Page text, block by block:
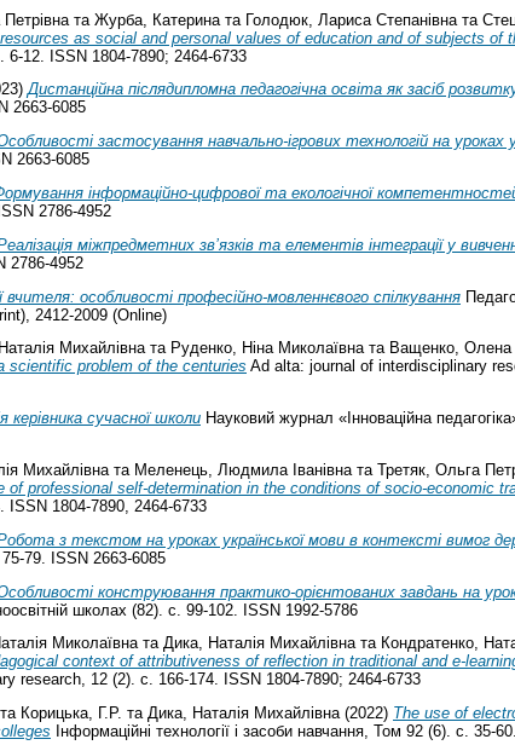
та Журба, Катерина та Голодюк, Лариса Степанівна та
as social and personal values of education and of subjects of
12. ISSN 1804-7890; 2464-6733
Дистанційна післядипломна педагогічна освіта як засіб
2663-6085
застосування навчально-ігрових технологій на уроках
2663-6085
інформаційно-цифрової та екологічної
2786-4952
міжпредметних зв’язків та елементів інтеграції у
2786-4952
вчителя: особливості професійно-мовленнєвого спілкування
2412-2009 (Online)
Михайлівната Руденко, Ніна Миколаївната Ващенко, Олена
scientific problem of the centuries Ad alta: journal of interdisciplinary
керівника сучасної школи Науковий журнал «Інноваційна
Михайлівна та Меленець, Людмила Іванівна та Третяк, Ольга
of professional self-determination in the conditions of socio-economic
1804-7890, 2464-6733
з текстом на уроках української мови в контексті вимог
75-79. ISSN 2663-6085
конструювання практико-орієнтованих завдань на
школах (82). с. 99-102. ISSN 1992-5786
Миколаївната Дика, Наталія Михайлівната Кондратенко,
context of attributiveness of reflection in traditional and e-
research, 12 (2). с. 166-174. ISSN 1804-7890; 2464-6733
Корицька, Г.Р. та Дика, Наталія Михайлівна(2022) The use of
Інформаційні технології і засоби навчання, Том 92 (6). с. 35-